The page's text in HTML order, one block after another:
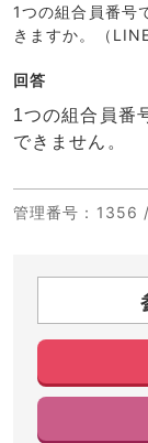
1つの組合員番号
きますか。（
回答
1つの組合員番
できません。
管理番号 ：